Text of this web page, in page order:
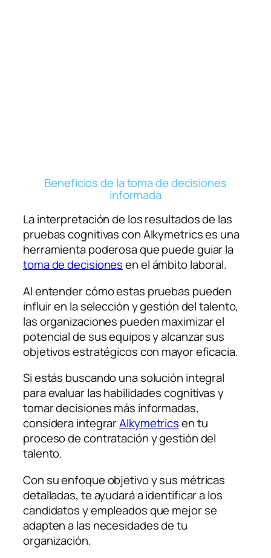
Beneficios de la toma de decisiones
informada
La interpretación de los resultados de las
pruebas cognitivas con Alkymetrics es una
herramienta poderosa que puede guiar la
toma de decisionesen el ámbito laboral.
Al entender cómo estas pruebas pueden
influir en la selección y gestión del talento,
las organizaciones pueden maximizar el
potencial de sus equipos y alcanzar sus
objetivos estratégicos con mayor eficacia.
Si estás buscando una solución integral
para evaluar las habilidades cognitivas y
tomar decisiones más informadas,
considera integrarAlkymetricsen tu
proceso de contratación y gestión del
talento.
Con su enfoque objetivo y sus métricas
detalladas, te ayudará a identificar a los
candidatos y empleados que mejor se
adapten a las necesidades de tu
organización.